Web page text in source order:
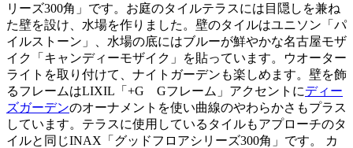
リーズ300角」です。お庭のタイルテラスには目隠しを兼ね
た壁を設け、水場を作りました。壁のタイルはユニソン「パ
イルストーン」、水場の底にはブルーが鮮やかな名古屋モザ
イク「キャンディーモザイク」を貼っています。ウオーター
ライトを取り付けて、ナイトガーデンも楽しめます。壁を飾
るフレームはLIXIL「+G Gフレーム」アクセントにディー
ズガーデンのオーナメントを使い曲線のやわらかさもプラス
しています。テラスに使用しているタイルもアプローチのタ
イルと同じINAX「グッドフロアシリーズ300角」です。 カ